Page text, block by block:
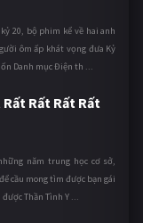
20, bộ phim kể về hai anh
ôm ấp khát vọng đưa Kỷ
Danh mục Điện th ...
Rất Rất Rất Rất
năm trung học cơ sở,
cầu mong tìm được bạn gái
Thần Tình Y ...